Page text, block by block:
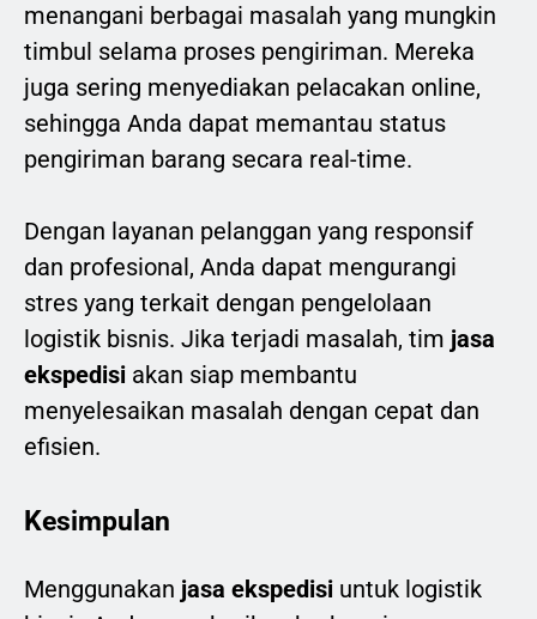
menangani berbagai masalah yang mungkin
timbul selama proses pengiriman. Mereka
juga sering menyediakan pelacakan online,
sehingga Anda dapat memantau status
pengiriman barang secara real-time.
Dengan layanan pelanggan yang responsif
dan profesional, Anda dapat mengurangi
stres yang terkait dengan pengelolaan
logistik bisnis. Jika terjadi masalah, tim jasa
ekspedisi akan siap membantu
menyelesaikan masalah dengan cepat dan
efisien.
Kesimpulan
Menggunakan jasa ekspedisi untuk logistik